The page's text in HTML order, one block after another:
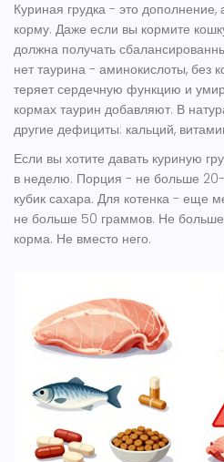
Куриная грудка - это
корму. Даже если вы кормите
должна получать
нет таурина - аминокислоты, без
теряет сердечную функцию и
кормах таурин добавляют. В
другие дефициты: кальций,
Если вы хотите давать куриную
в неделю. Порция - не больше
кубик сахара. Для котенка - еще
не больше 50 граммов. Не
корма. Не вместо него.